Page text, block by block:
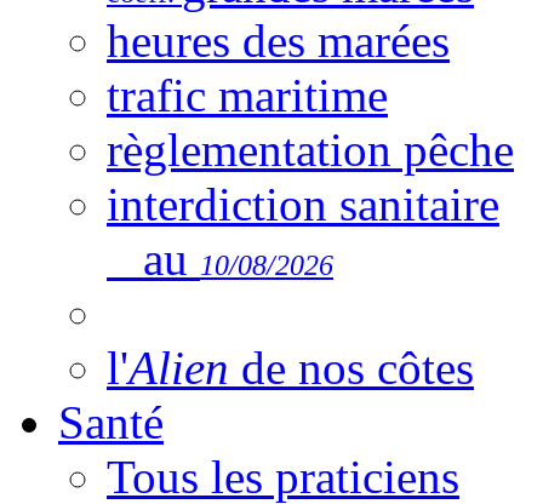
heures des marées
trafic maritime
règlementation pêche
interdiction sanitaire
au 10/08/2026
l'Alien de nos côtes
Santé
Tous les praticiens